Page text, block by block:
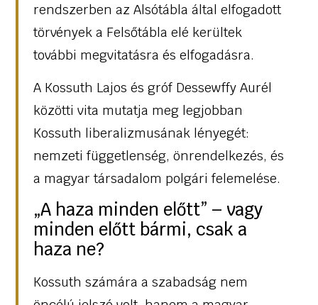
rendszerben az Alsótábla által elfogadott
törvények a Felsőtábla elé kerültek
további megvitatásra és elfogadásra.
A Kossuth Lajos és gróf Dessewffy Aurél
közötti vita mutatja meg legjobban
Kossuth liberalizmusának lényegét:
nemzeti függetlenség, önrendelkezés, és
a magyar társadalom polgári felemelése.
„A haza minden előtt” – vagy
minden előtt bármi, csak a
haza ne?
Kossuth számára a szabadság nem